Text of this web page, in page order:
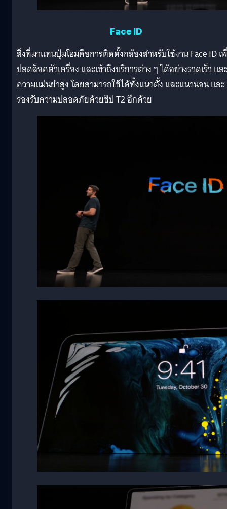
Face ID
สิ่งที่มาแทนปุ่มโฮมคือการติดตั้งกล้องสำหรับใช้งาน Face ID เ
ปลดล็อคตัวเครื่อง และเข้าถึงบริการต่าง ๆ ได้อย่างรวดเร็ว แล
ความแม่นยำสูง โดยสามารถใช้ได้ทั้งแนวตั้ง และแนวนอน และ
รองรับความปลอดภัยด้วยชิป T2 อีกด้วย